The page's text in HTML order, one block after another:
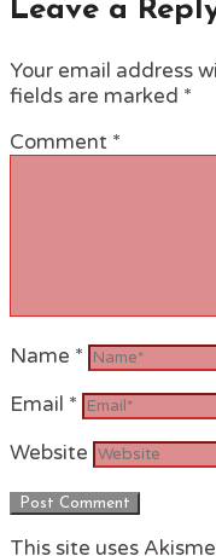
Leave a
Your email address
fields are marked *
Comment *
Name *
Email *
Website
This site uses